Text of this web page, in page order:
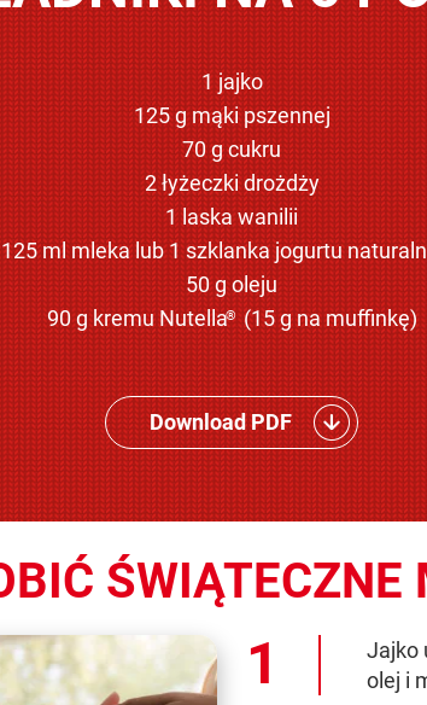
1 jajko
125 g mąki pszennej
70 g cukru
2 łyżeczki drożdży
1 laska wanilii
125 ml mleka lub 1 szklanka jogurtu
50 g oleju
90 g kremu Nutella®(15 g na muffinkę)
Download PDF
ŚWIĄTECZNE
Jajko
olej i